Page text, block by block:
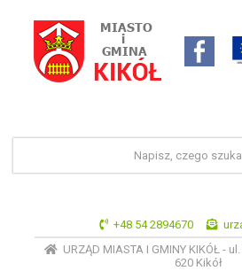
+48 54 2894670
URZĄD MIASTA I GMINY KIKÓŁ -
620 Kikół